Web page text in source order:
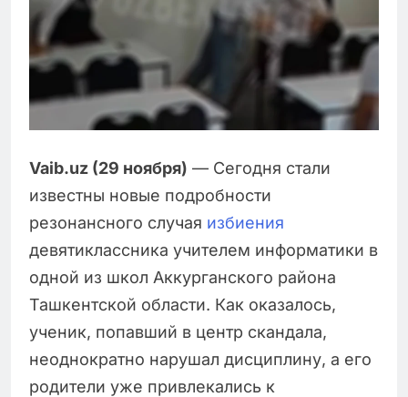
Vaib.uz (29 ноября) — Сегодня стали
известны новые подробности
резонансного случая избиения
девятиклассника учителем информатики в
одной из школ Аккурганского района
Ташкентской области. Как оказалось,
ученик, попавший в центр скандала,
неоднократно нарушал дисциплину, а его
родители уже привлекались к